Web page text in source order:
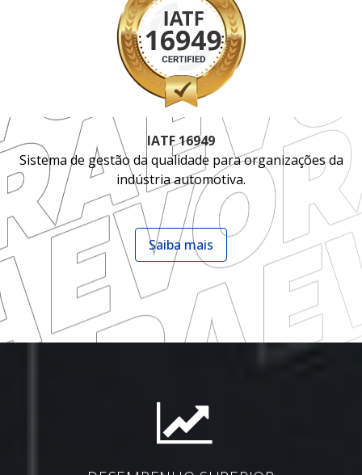
IATF 16949
Sistema de gestão da qualidade para organizações da
indústria automotiva.
Saiba mais